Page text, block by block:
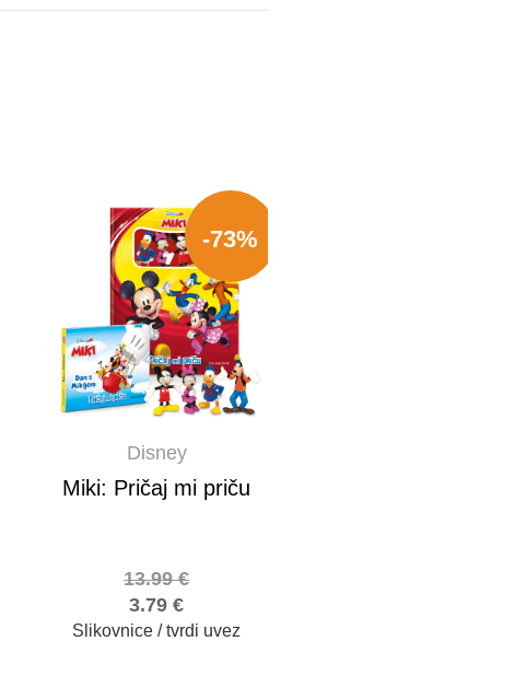
-73%
Disney
Miki: Pričaj mi priču
3.79€
13.99€
Slikovnice / tvrdi uvez